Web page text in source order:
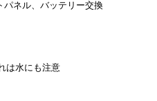
パネル、バッテリー交換
は水にも注意